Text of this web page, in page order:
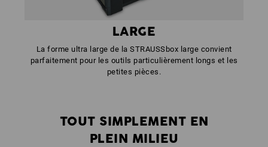
LARGE
La forme ultra large de la STRAUSSbox large convient
parfaitement pour les outils particulièrement longs et les
petites pièces.
TOUT SIMPLEMENT EN
PLEIN MILIEU